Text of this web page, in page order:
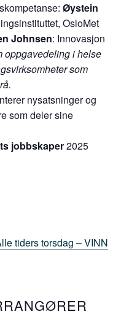
Øystein
OsloMet
Johnsen: Innovasjon
oppgavedeling i helse
som
nysatsninger og
som deler sine
jobbskaper2025
tiders torsdag – VINN